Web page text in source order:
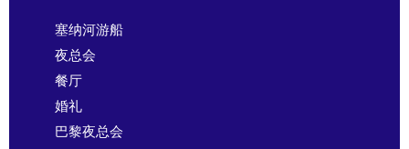
塞纳河游船
夜总会
餐厅
婚礼
巴黎夜总会